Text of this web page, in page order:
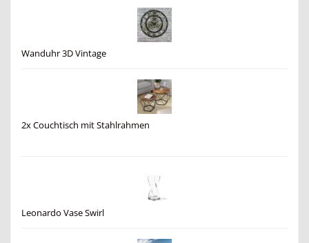
Wanduhr 3D Vintage
2x Couchtisch mit Stahlrahmen
Leonardo Vase Swirl